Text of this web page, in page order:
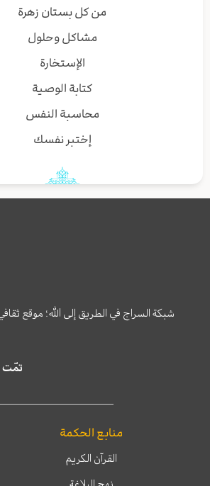
من كل بستان زهرة
مشاكل وحلول
الإستخارة
كتابة الوصية
محاسبة النفس
إختبر نفسك
شبكة السراج في الطريق إلى الله؛ موقع
تمّت زيارة موقع سراج
منابع الحكمة
القرآن الكريم